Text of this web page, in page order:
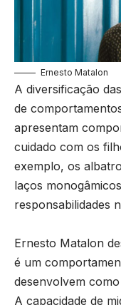
Ernesto Matalon
A diversificação
de
apresentam
cuidado com os
exemplo, os
laços
responsabilidades
Ernesto Matalon
é um
desenvolvem
A capacidade de